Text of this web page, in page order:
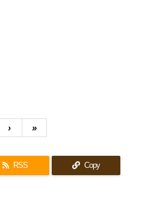
› »
RSS Copy